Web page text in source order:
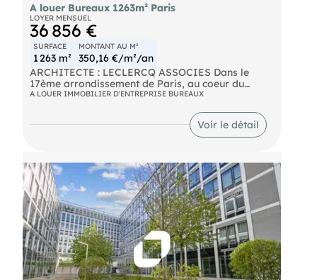
A louer Bureaux 1263m² Paris
LOYER MENSUEL
36 856 €
SURFACE
1 263 m²
MONTANT AU M²
350,16 €/m²/an
ARCHITECTE : LECLERCQ ASSOCIES Dans le
17ème arrondissement de Paris, au coeur du
nouveau quartier "Porte Pouchet", INotre équipe
location dans un immeuble neuf. Les surfaces sont
lumineuses et rationnelles. Places de parkings
voitures et motos disponible en sous-sol.
pied) Metro Porte de Saint-Ouen (13) Metro (14) :
Porte de Clichy Tramway (T3b) : Epinettes (4 min. à
pied) RER (C) : Porte de Clichy (13 min. à pied)
Autoroute Porte de St Ouen
A LOUER IMMOBILIER D'ENTREPRISE BUREAUX
Voir le détail